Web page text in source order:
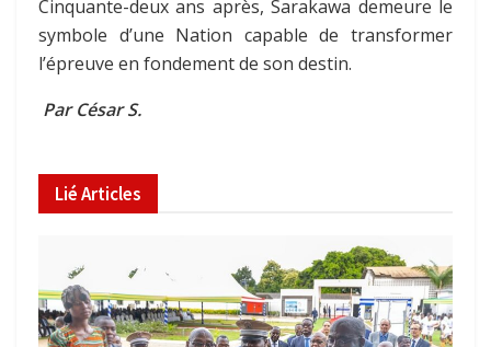
Cinquante-deux ans après, Sarakawa demeure le
symbole d’une Nation capable de transformer
l’épreuve en fondement de son destin.
Par César S.
LiéArticles